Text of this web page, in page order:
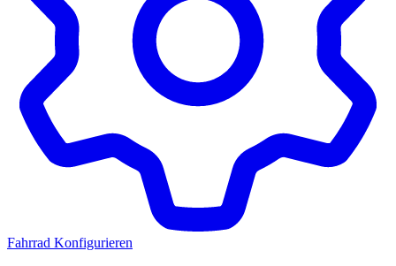
Fahrrad Konfigurieren